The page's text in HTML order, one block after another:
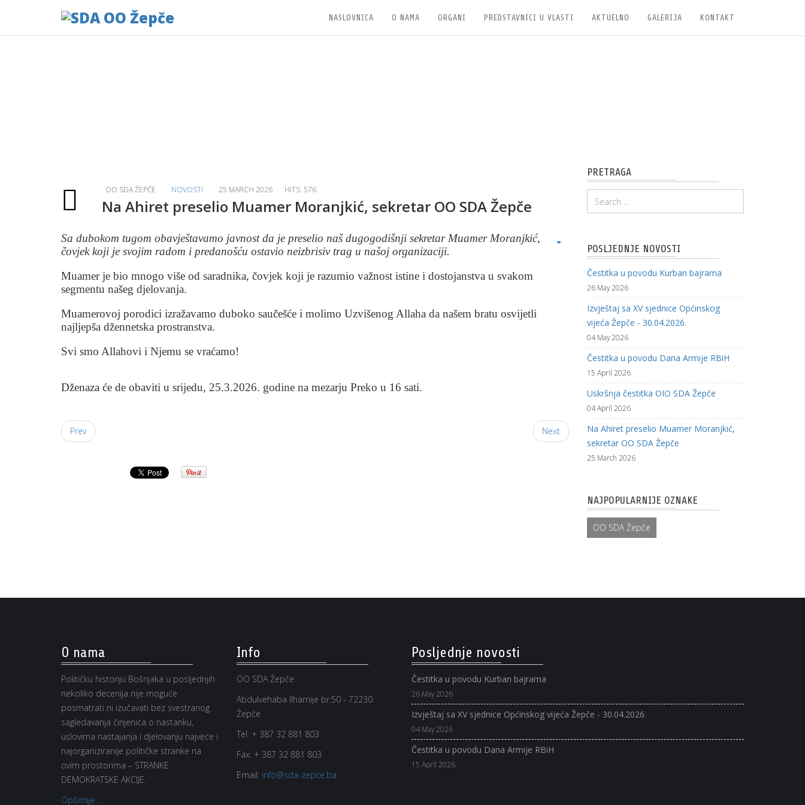
NASLOVNICA O NAMA ORGANI PREDSTAVNICI U VLASTI AKTUELNO GALERIJA KONTAKT
OO SDA ŽEPČE NOVOSTI 25 MARCH 2026 HITS: 576
Na Ahiret preselio Muamer Moranjkić, sekretar OO SDA Žepče
Sa dubokom tugom obavještavamo javnost da je preselio naš dugogodišnji sekretar Muamer Moranjkić,
čovjek koji je svojim radom i predanošću ostavio neizbrisiv trag u našoj organizaciji.
Muamer je bio mnogo više od saradnika, čovjek koji je razumio važnost istine i dostojanstva u svakom
segmentu našeg djelovanja.
Muamerovoj porodici izražavamo duboko saučešće i molimo Uzvišenog Allaha da našem bratu osvijetli
najljepša džennetska prostranstva.
Svi smo Allahovi i Njemu se vraćamo!
Dženaza će de obaviti u srijedu, 25.3.2026. godine na mezarju Preko u 16 sati.
Prev Next
PRETRAGA
POSLJEDNJE NOVOSTI
Čestitka u povodu Kurban bajrama
26 May 2026
Izvještaj sa XV sjednice Općinskog
vijeća Žepče - 30.04.2026.
04 May 2026
Čestitka u povodu Dana Armije RBiH
15 April 2026
Uskršnja čestitka OIO SDA Žepče
04 April 2026
Na Ahiret preselio Muamer Moranjkić,
sekretar OO SDA Žepče
25 March 2026
NAJPOPULARNIJE OZNAKE
OO SDA Žepče
O nama
Političku historiju Bošnjaka u posljednjih
nekoliko decenija nije moguće
posmatrati ni izučavati bez svestranog
sagledavanja činjenica o nastanku,
uslovima nastajanja i djelovanju najveće i
najorganiziranije političke stranke na
ovim prostorima – STRANKE
DEMOKRATSKE AKCIJE.
Opširnije ...
Info
OO SDA Žepče
Abdulvehaba Ilhamije br.50 - 72230
Žepče
Tel: + 387 32 881 803
Fax: + 387 32 881 803
Email: info@sda-zepce.ba
Posljednje novosti
Čestitka u povodu Kurban bajrama
26 May 2026
Izvještaj sa XV sjednice Općinskog vijeća Žepče - 30.04.2026.
04 May 2026
Čestitka u povodu Dana Armije RBiH
15 April 2026